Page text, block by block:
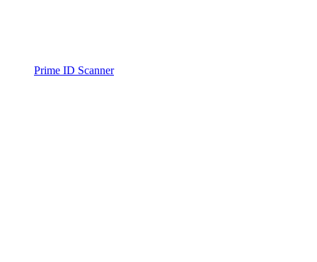
Prime ID Scanner